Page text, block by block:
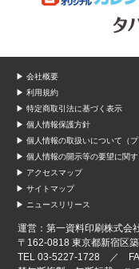
▶ 会社概要
▶ 利用規約
▶ 特定商取引法に基づく表示
▶ 個人情報保護方針
▶ 個人情報の取扱いについて（プ
▶ 個人情報の開示等の要望に関す
▶ アクセスマップ
▶ サイトマップ
▶ ニュースリリース
運営：第一資料印刷株式
〒162-0818 東京都新宿区
TEL 03-5227-1728 ／